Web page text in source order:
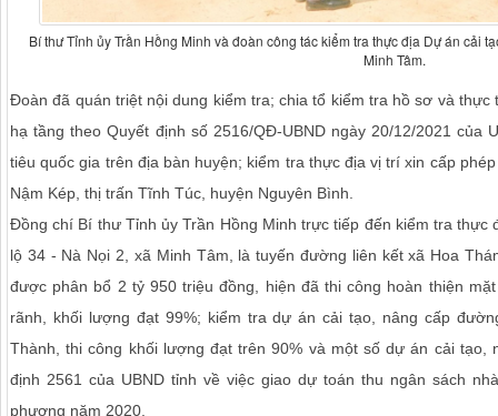
Bí thư Tỉnh ủy Trần Hồng Minh và đoàn công tác kiểm tra thực địa Dự án cải
Minh Tâm.
Đoàn đã quán triệt nội dung kiểm tra; chia tổ kiểm tra hồ sơ và
hạ tầng theo Quyết định số 2516/QĐ-UBND ngày 20/12/2021 của
tiêu quốc gia trên địa bàn huyện; kiểm tra thực địa vị trí xin cấp
Nậm Kép, thị trấn Tĩnh Túc, huyện Nguyên Bình.
Đồng chí Bí thư Tỉnh ủy Trần Hồng Minh trực tiếp đến kiểm tra thực
lộ 34 - Nà Nọi 2, xã Minh Tâm, là tuyến đường liên kết xã Hoa
được phân bổ 2 tỷ 950 triệu đồng, hiện đã thi công hoàn thiện
rãnh, khối lượng đạt 99%; kiểm tra dự án cải tạo, nâng cấp
Thành, thi công khối lượng đạt trên 90% và một số dự án cải tạo,
định 2561 của UBND tỉnh về việc giao dự toán thu ngân sách
phương năm 2020.